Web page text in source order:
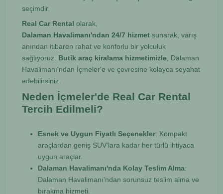
seçimdir.
Real Car Rental olarak,
Dalaman Havalimanı'ndan 24/7 hizmet sunarak, varış
anından itibaren rahat ve konforlu bir yolculuk
sağlıyoruz. Butik araç kiralama hizmetimizle , Dalaman
Havalimanı'ndan İçmeler'e ve çevresine kolayca seyahat
edebilirsiniz.
Neden İçmeler'de Real Car Rental
Tercih Edilmeli?
Esnek ve Uygun Fiyatlı Seçenekler: Kompakt
araçlardan geniş SUV'lara kadar her türlü ihtiyaca
uygun araçlar.
Dalaman Havalimanı'nda Kolay Teslim Alma:
Dalaman Havalimanı'ndan sorunsuz teslim alma ve
bırakma hizmeti.